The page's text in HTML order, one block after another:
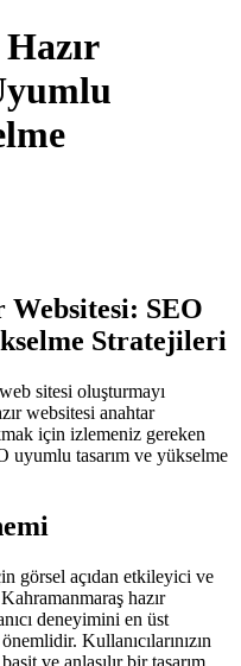
SEO
Stratejileri
sitesi oluşturmayı
websitesi anahtar
için izlemeniz gereken
uyumlu tasarım ve yükselme
görsel açıdan etkileyici ve
hazır
deneyimini en üst
Kullanıcılarınızın